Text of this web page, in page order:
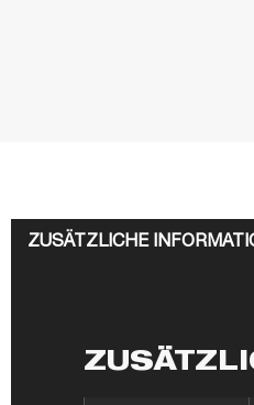
ZUSÄTZLICHE